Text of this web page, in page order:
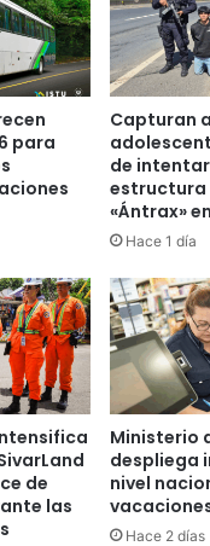
para
Capturan
de
estructura
«Ántrax»
Hace 1 día
de
las
Ministerio
despliega
nivel
Hace 2 días